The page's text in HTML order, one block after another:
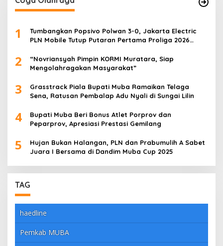
1
Tumbangkan Popsivo Polwan 3-0, Jakarta Electric
PLN Mobile Tutup Putaran Pertama Proliga 2026
2
“Novriansyah Pimpin KORMI Muratara, Siap
Mengolahragakan Masyarakat”
3
Grasstrack Piala Bupati Muba Ramaikan Telaga
Sena, Ratusan Pembalap Adu Nyali di Sungai Lilin
4
Bupati Muba Beri Bonus Atlet Porprov dan
Peparprov, Apresiasi Prestasi Gemilang
5
Hujan Bukan Halangan, PLN dan Prabumulih A Sabet
Juara I Bersama di Dandim Muba Cup 2025
TAG
haedline
Pemkab MUBA